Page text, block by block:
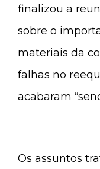
finalizou a
sobre o
materiais da
falhas no
acabaram
Os assuntos